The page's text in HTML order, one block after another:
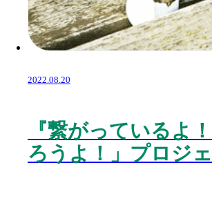
2022.08.20
『繋がっているよ
ろうよ！」プロジ